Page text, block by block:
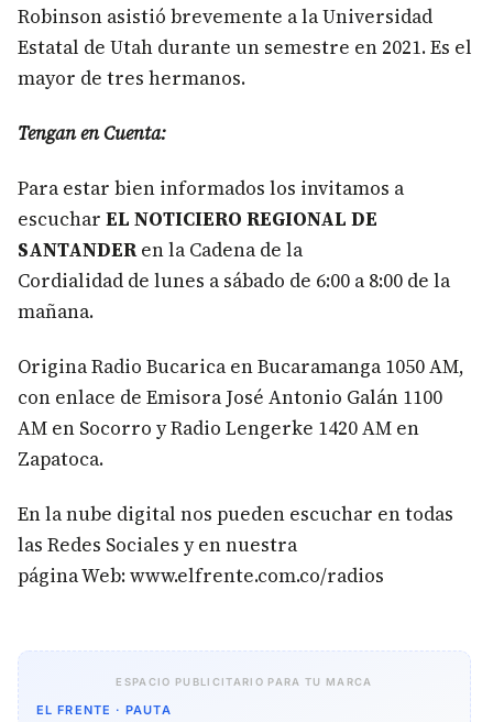
Robinson asistió brevemente a la Universidad
Estatal de Utah durante un semestre en 2021. Es el
mayor de tres hermanos.
Tengan en Cuenta:
Para estar bien informados los invitamos a
escuchar EL NOTICIERO REGIONAL DE
SANTANDERen la Cadena de la
Cordialidad de lunes a sábado de 6:00 a 8:00 de la
mañana.
Origina Radio Bucarica en Bucaramanga 1050 AM,
con enlace de Emisora José Antonio Galán 1100
AM en Socorro y Radio Lengerke 1420 AM en
Zapatoca.
En la nube digital nos pueden escuchar en todas
las Redes Sociales y en nuestra
página Web: www.elfrente.com.co/radios
ESPACIO PUBLICITARIO PARA TU MARCA
EL FRENTE · PAUTA